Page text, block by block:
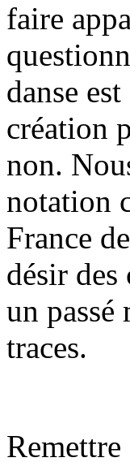
faire
danse
création
non.
notation
France
désir
un passé
traces.